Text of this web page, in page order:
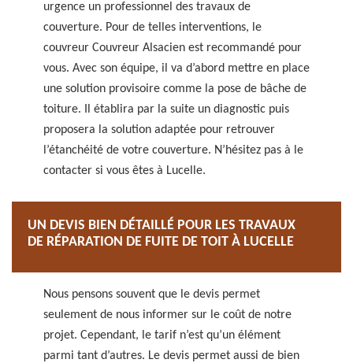
urgence un professionnel des travaux de
couverture. Pour de telles interventions, le
couvreur Couvreur Alsacien est recommandé pour
vous. Avec son équipe, il va d’abord mettre en place
une solution provisoire comme la pose de bâche de
toiture. Il établira par la suite un diagnostic puis
proposera la solution adaptée pour retrouver
l’étanchéité de votre couverture. N’hésitez pas à le
contacter si vous êtes à Lucelle.
UN DEVIS BIEN DÉTAILLÉ POUR LES TRAVAUX
DE RÉPARATION DE FUITE DE TOIT À LUCELLE
Nous pensons souvent que le devis permet
seulement de nous informer sur le coût de notre
projet. Cependant, le tarif n’est qu’un élément
parmi tant d’autres. Le devis permet aussi de bien